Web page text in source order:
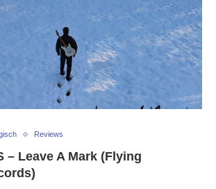
Reviews
– Leave A Mark (Flying